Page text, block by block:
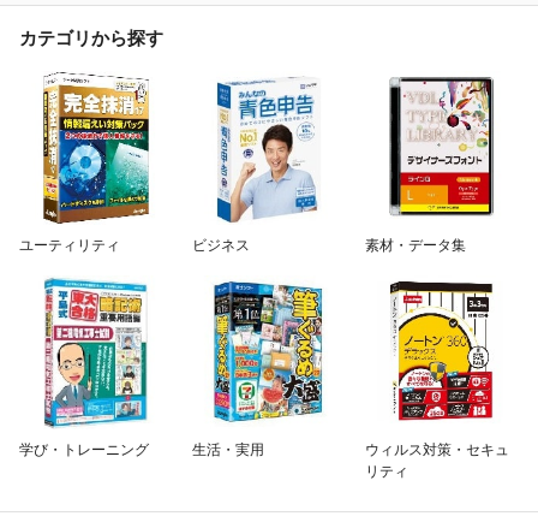
カテゴリから探す
ユーティリティ ビジネス 素材・データ集
学び・トレーニング 生活・実用
ウィルス対策・セキュ
リティ